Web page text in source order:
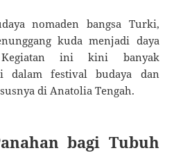
nomaden bangsa Turki,
kuda menjadi daya
ini kini banyak
dalam festival budaya dan
di Anatolia Tengah.
bagi Tubuh